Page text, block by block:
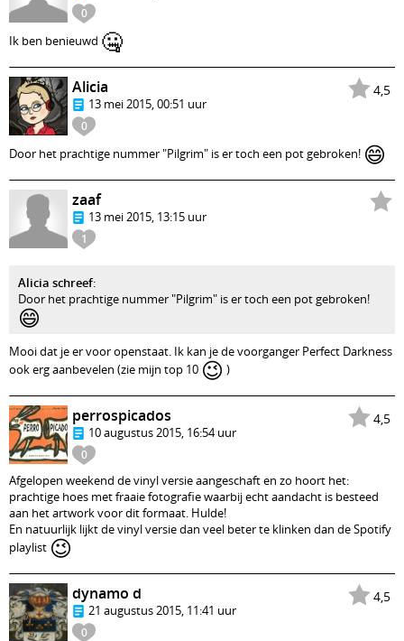
0
Ik ben benieuwd 🤐
4,5
0
Alicia
13 mei 2015, 00:51 uur
Door het prachtige nummer "Pilgrim" is er toch een pot gebroken! 😄
1
zaaf
13 mei 2015, 13:15 uur
Alicia schreef:
Door het prachtige nummer "Pilgrim" is er toch een pot gebroken!
😄
Mooi dat je er voor openstaat. Ik kan je de voorganger Perfect Darkness
ook erg aanbevelen (zie mijn top 10 😉 )
4,5
0
perrospicados
10 augustus 2015, 16:54 uur
Afgelopen weekend de vinyl versie aangeschaft en zo hoort het:
prachtige hoes met fraaie fotografie waarbij echt aandacht is besteed
aan het artwork voor dit formaat. Hulde!
En natuurlijk lijkt de vinyl versie dan veel beter te klinken dan de Spotify
playlist 😉
4,5
0
dynamo d
21 augustus 2015, 11:41 uur